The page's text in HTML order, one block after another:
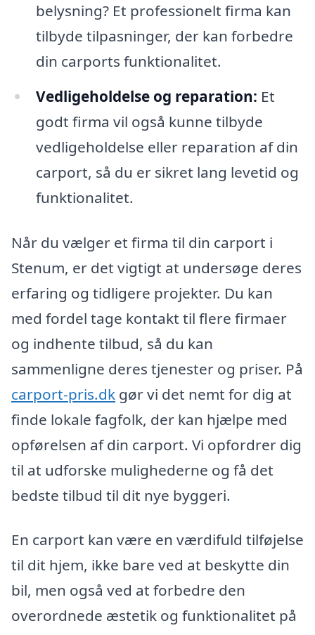
belysning? Et professionelt firma kan
tilbyde tilpasninger, der kan forbedre
din carports funktionalitet.
Vedligeholdelse og reparation: Et
godt firma vil også kunne tilbyde
vedligeholdelse eller reparation af din
carport, så du er sikret lang levetid og
funktionalitet.
Når du vælger et firma til din carport i
Stenum, er det vigtigt at undersøge deres
erfaring og tidligere projekter. Du kan
med fordel tage kontakt til flere firmaer
og indhente tilbud, så du kan
sammenligne deres tjenester og priser. På
carport-pris.dk gør vi det nemt for dig at
finde lokale fagfolk, der kan hjælpe med
opførelsen af din carport. Vi opfordrer dig
til at udforske mulighederne og få det
bedste tilbud til dit nye byggeri.
En carport kan være en værdifuld tilføjelse
til dit hjem, ikke bare ved at beskytte din
bil, men også ved at forbedre den
overordnede æstetik og funktionalitet på